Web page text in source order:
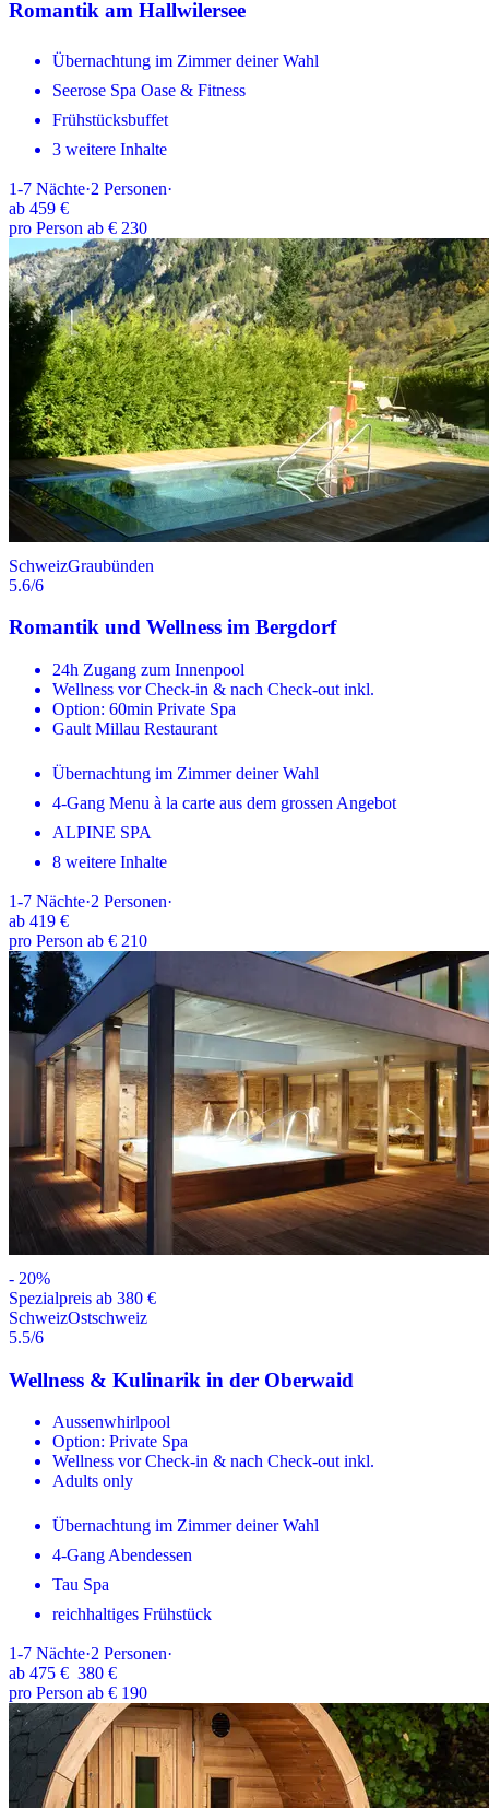
Romantik am Hallwilersee
Übernachtung im Zimmer deiner Wahl
Seerose Spa Oase & Fitness
Frühstücksbuffet
3 weitere Inhalte
1-7 Nächte·2 Personen·
ab 459 €
pro Person ab € 230
SchweizGraubünden
5.6/6
Romantik und Wellness im Bergdorf
24h Zugang zum Innenpool
Wellness vor Check-in & nach Check-out inkl.
Option: 60min Private Spa
Gault Millau Restaurant
Übernachtung im Zimmer deiner Wahl
4-Gang Menu à la carte aus dem grossen Angebot
ALPINE SPA
8 weitere Inhalte
1-7 Nächte·2 Personen·
ab 419 €
pro Person ab € 210
- 20%
Spezialpreis ab 380 €
SchweizOstschweiz
5.5/6
Wellness & Kulinarik in der Oberwaid
Aussenwhirlpool
Option: Private Spa
Wellness vor Check-in & nach Check-out inkl.
Adults only
Übernachtung im Zimmer deiner Wahl
4-Gang Abendessen
Tau Spa
reichhaltiges Frühstück
1-7 Nächte·2 Personen·
ab 475 € 380 €
pro Person ab € 190